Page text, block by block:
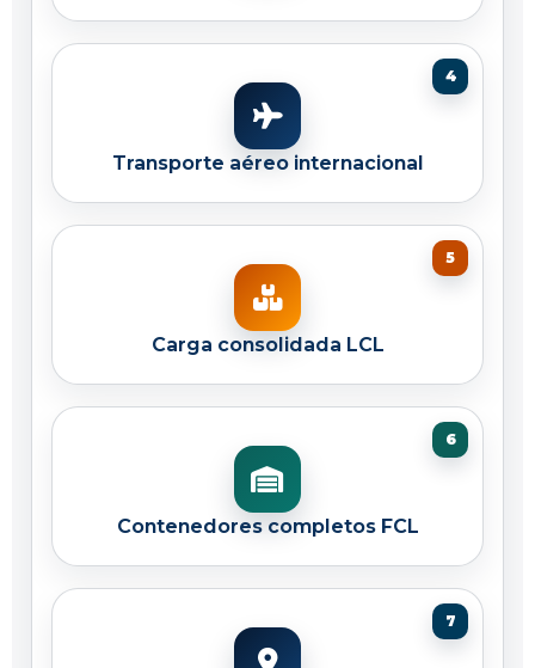
Transporte aéreo internacional
Carga consolidada LCL
Contenedores completos FCL